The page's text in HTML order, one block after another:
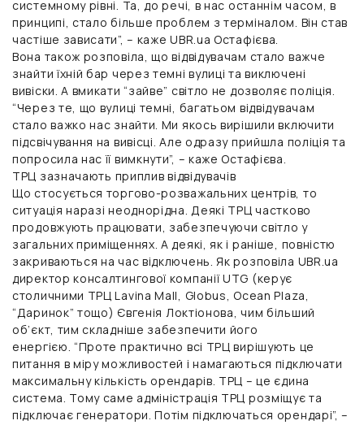
системному рівні. Та, до речі, в нас останнім часом, в
принципі, стало більше проблем з терміналом. Він став
частіше зависати”, – каже UBR.ua Остафієва.
Вона також розповіла, що відвідувачам стало важче
знайти їхній бар через темні вулиці та виключені
вивіски. А вмикати “зайве” світло не дозволяє поліція.
“Через те, що вулиці темні, багатьом відвідувачам
стало важко нас знайти. Ми якось вирішили включити
підсвічування на вивісці. Але одразу прийшла поліція та
попросила нас її вимкнути”, – каже Остафієва.
ТРЦ зазначають приплив відвідувачів
Що стосується торгово-розважальних центрів, то
ситуація наразі неоднорідна. Деякі ТРЦ частково
продовжують працювати, забезпечуючи світло у
загальних приміщеннях. А деякі, як і раніше, повністю
закриваються на час відключень. Як розповіла UBR.ua
директор консалтингової компанії UTG (керує
столичними ТРЦ Lavina Mall, Globus, Ocean Plaza,
“Даринок” тощо) Євгенія Локтіонова, чим більший
об’єкт, тим складніше забезпечити його
енергією. “Проте практично всі ТРЦ вирішують це
питання в міру можливостей і намагаються підключати
максимальну кількість орендарів. ТРЦ – це єдина
система. Тому саме адміністрація ТРЦ розміщує та
підключає генератори. Потім підключаться орендарі”, –